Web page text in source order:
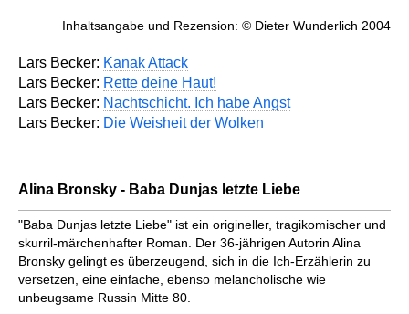
Inhaltsangabe und Rezension: © Dieter Wunderlich 2004
Lars Becker: Kanak Attack
Lars Becker: Rette deine Haut!
Lars Becker: Nachtschicht. Ich habe Angst
Lars Becker: Die Weisheit der Wolken
Alina Bronsky - Baba Dunjas letzte Liebe
"Baba Dunjas letzte Liebe" ist ein origineller, tragikomischer und
skurril-märchenhafter Roman. Der 36-jährigen Autorin Alina
Bronsky gelingt es überzeugend, sich in die Ich-Erzählerin zu
versetzen, eine einfache, ebenso melancholische wie
unbeugsame Russin Mitte 80.